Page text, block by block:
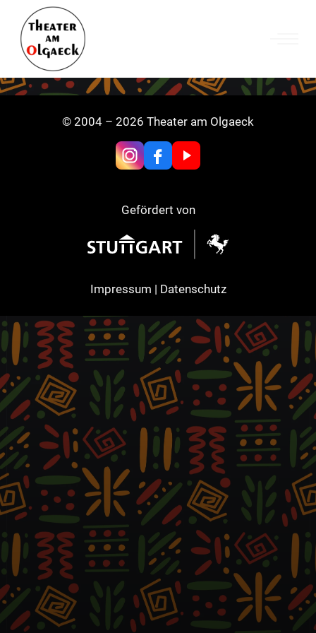
Inhalt
springen
© 2004 – 2026 Theater am Olgaeck
Gefördert von
Impressum | Datenschutz